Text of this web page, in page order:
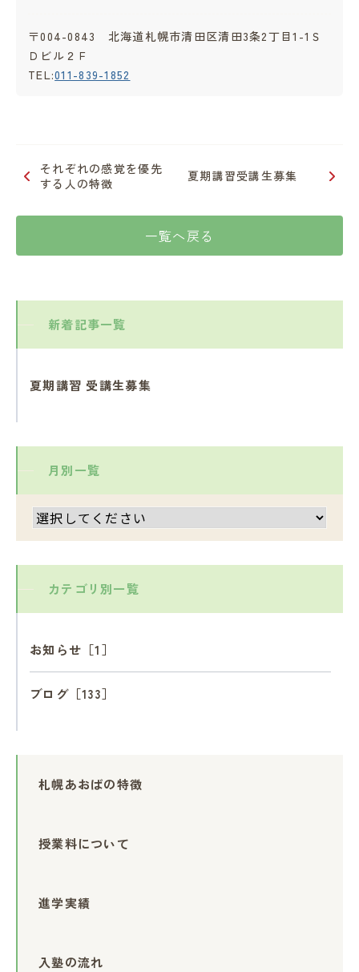
〒004-0843 北海道札幌市清田区清田3条2丁目1-1Ｓ
Ｄビル２Ｆ
TEL:011-839-1852
それぞれの感覚を優先
する人の特徴
夏期講習受講生募集
一覧へ戻る
新着記事一覧
夏期講習 受講生募集
月別一覧
カテゴリ別一覧
お知らせ［1］
ブログ［133］
札幌あおばの特徴
授業料について
進学実績
入塾の流れ